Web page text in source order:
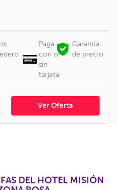
Paga
con o
sin
tarjeta
Garantía
de precio
Ver Oferta
DEL HOTEL MISIÓN